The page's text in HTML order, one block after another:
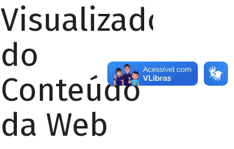
Visualizador
do
Conteúdo
da Web